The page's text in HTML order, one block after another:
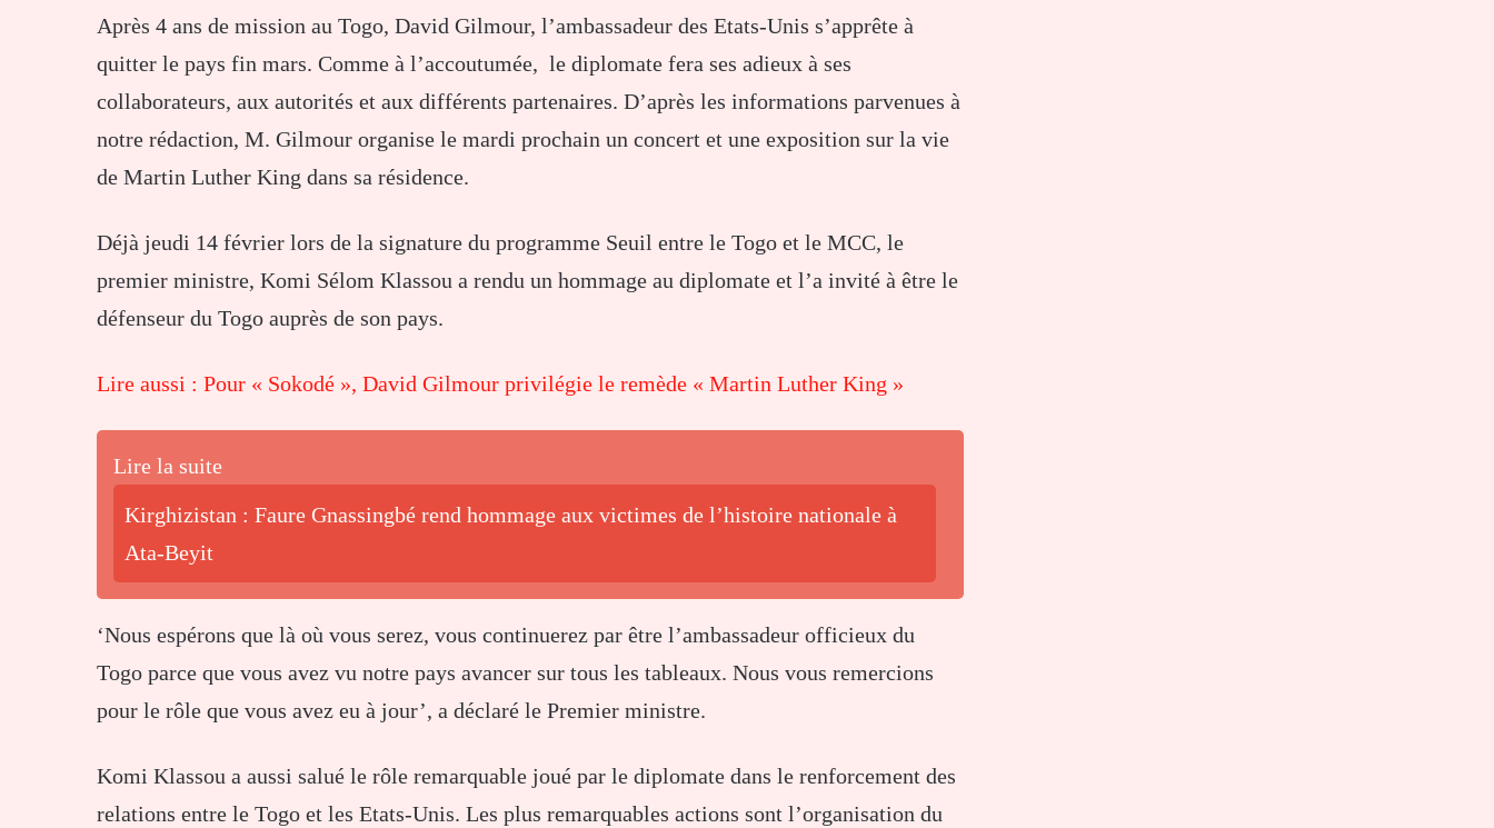
Après 4 ans de mission au Togo, David Gilmour, l’ambassadeur des Etats-Unis s’apprête à
quitter le pays fin mars. Comme à l’accoutumée, le diplomate fera ses adieux à ses
collaborateurs, aux autorités et aux différents partenaires. D’après les informations parvenues à
notre rédaction, M. Gilmour organise le mardi prochain un concert et une exposition sur la vie
de Martin Luther King dans sa résidence.
Déjà jeudi 14 février lors de la signature du programme Seuil entre le Togo et le MCC, le
premier ministre, Komi Sélom Klassou a rendu un hommage au diplomate et l’a invité à être le
défenseur du Togo auprès de son pays.
Lire aussi : Pour « Sokodé », David Gilmour privilégie le remède « Martin Luther King »
Lire la suite
Kirghizistan : Faure Gnassingbé rend hommage aux victimes de l’histoire nationale à
Ata-Beyit
‘Nous espérons que là où vous serez, vous continuerez par être l’ambassadeur officieux du
Togo parce que vous avez vu notre pays avancer sur tous les tableaux. Nous vous remercions
pour le rôle que vous avez eu à jour’, a déclaré le Premier ministre.
Komi Klassou a aussi salué le rôle remarquable joué par le diplomate dans le renforcement des
relations entre le Togo et les Etats-Unis. Les plus remarquables actions sont l’organisation du